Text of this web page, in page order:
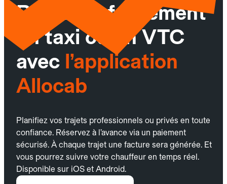
Réservez facilement
un taxi ou un VTC
avec l’application
Allocab
Planifiez vos trajets professionnels ou privés en toute
confiance. Réservez à l’avance via un paiement
sécurisé. À chaque trajet une facture sera générée. Et
vous pourrez suivre votre chauffeur en temps réel.
Disponible sur iOS et Android.